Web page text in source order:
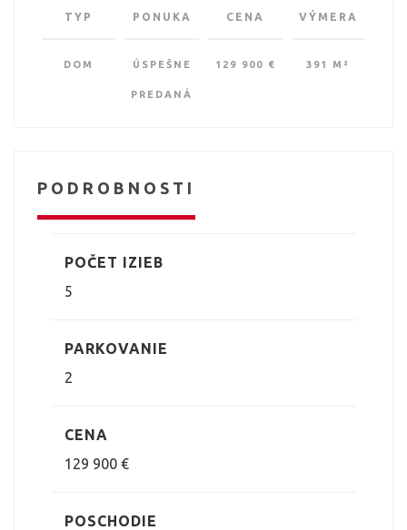
TYP
DOM
PONUKA
ÚSPEŠNE
PREDANÁ
CENA
129 900 €
VÝMERA
391 M²
PODROBNOSTI
POČET IZIEB
5
PARKOVANIE
2
CENA
129 900 €
POSCHODIE